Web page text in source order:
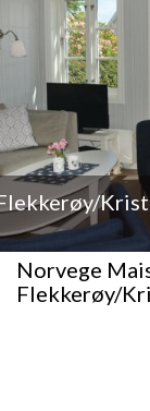
Norvege
Flekkerøy/